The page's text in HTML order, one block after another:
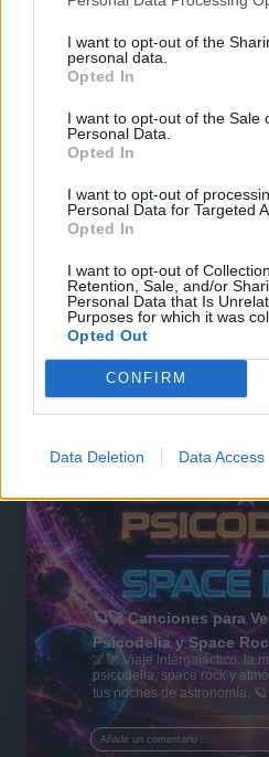
I want to opt-out of the
personal data.
Opted In
I want to opt-out of the Sale
Personal Data.
Opted In
I want to opt-out of
Personal Data for Targeted
Opted In
I want to opt-out of
Retention, Sale, and/or
Personal Data that Is
Purposes for which it was
Opted Out
CONFIRM
Data Deletion Data Access
Comentarios (2)
Añadir un comentario ...
🪐🚀 Canciones para
Psicodelia y Space
🌌🚀 Viaje intergaláctico: la
psicodelia, space rock y
tus noches de astronomía.
al firmamento y siente la
esta colección para tu
✨⭐